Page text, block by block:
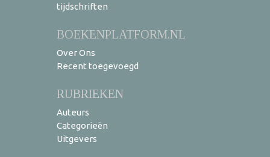
tijdschriften
BOEKENPLATFORM.NL
Over Ons
Recent toegevoegd
RUBRIEKEN
Auteurs
Categorieën
Uitgevers